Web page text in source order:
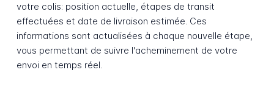
votre colis: position actuelle, étapes de transit
effectuées et date de livraison estimée. Ces
informations sont actualisées à chaque nouvelle étape,
vous permettant de suivre l'acheminement de votre
envoi en temps réel.